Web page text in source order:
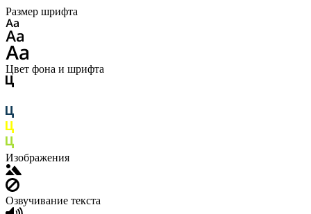
Размер шрифта
Цвет фона и шрифта
Изображения
Озвучивание текста